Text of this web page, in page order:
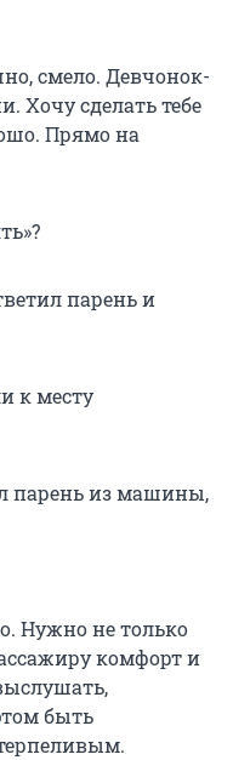
смело. Девчонок-
Хочу сделать тебе
Прямо на
парень и
к месту
парень из машины,
Нужно не только
комфорт и
быть